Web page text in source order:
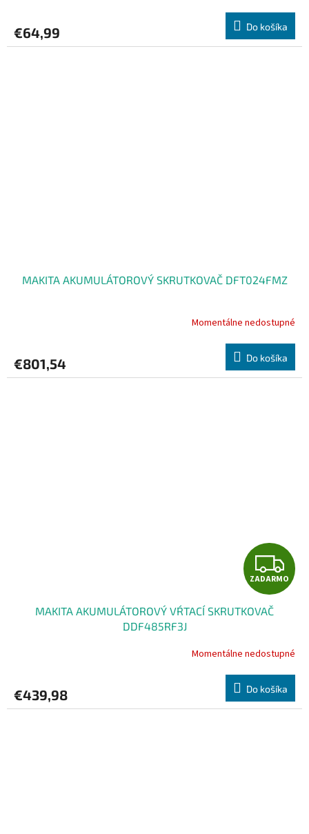
€64,99 Do košíka
MAKITA AKUMULÁTOROVÝ SKRUTKOVAČ DFT024FMZ
Momentálne nedostupné
€801,54 Do košíka
Z
A
A
R
M
ZADARMO
MAKITA AKUMULÁTOROVÝ VŔTACÍ SKRUTKOVAČ
DDF485RF3J
Momentálne nedostupné
€439,98 Do košíka